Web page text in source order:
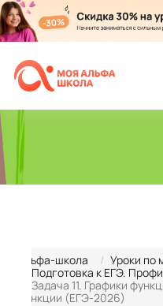
Альфа-школа
Уроки по
Подготовка к ЕГЭ.
Задача 11. Графики
функции (ЕГЭ-2026)